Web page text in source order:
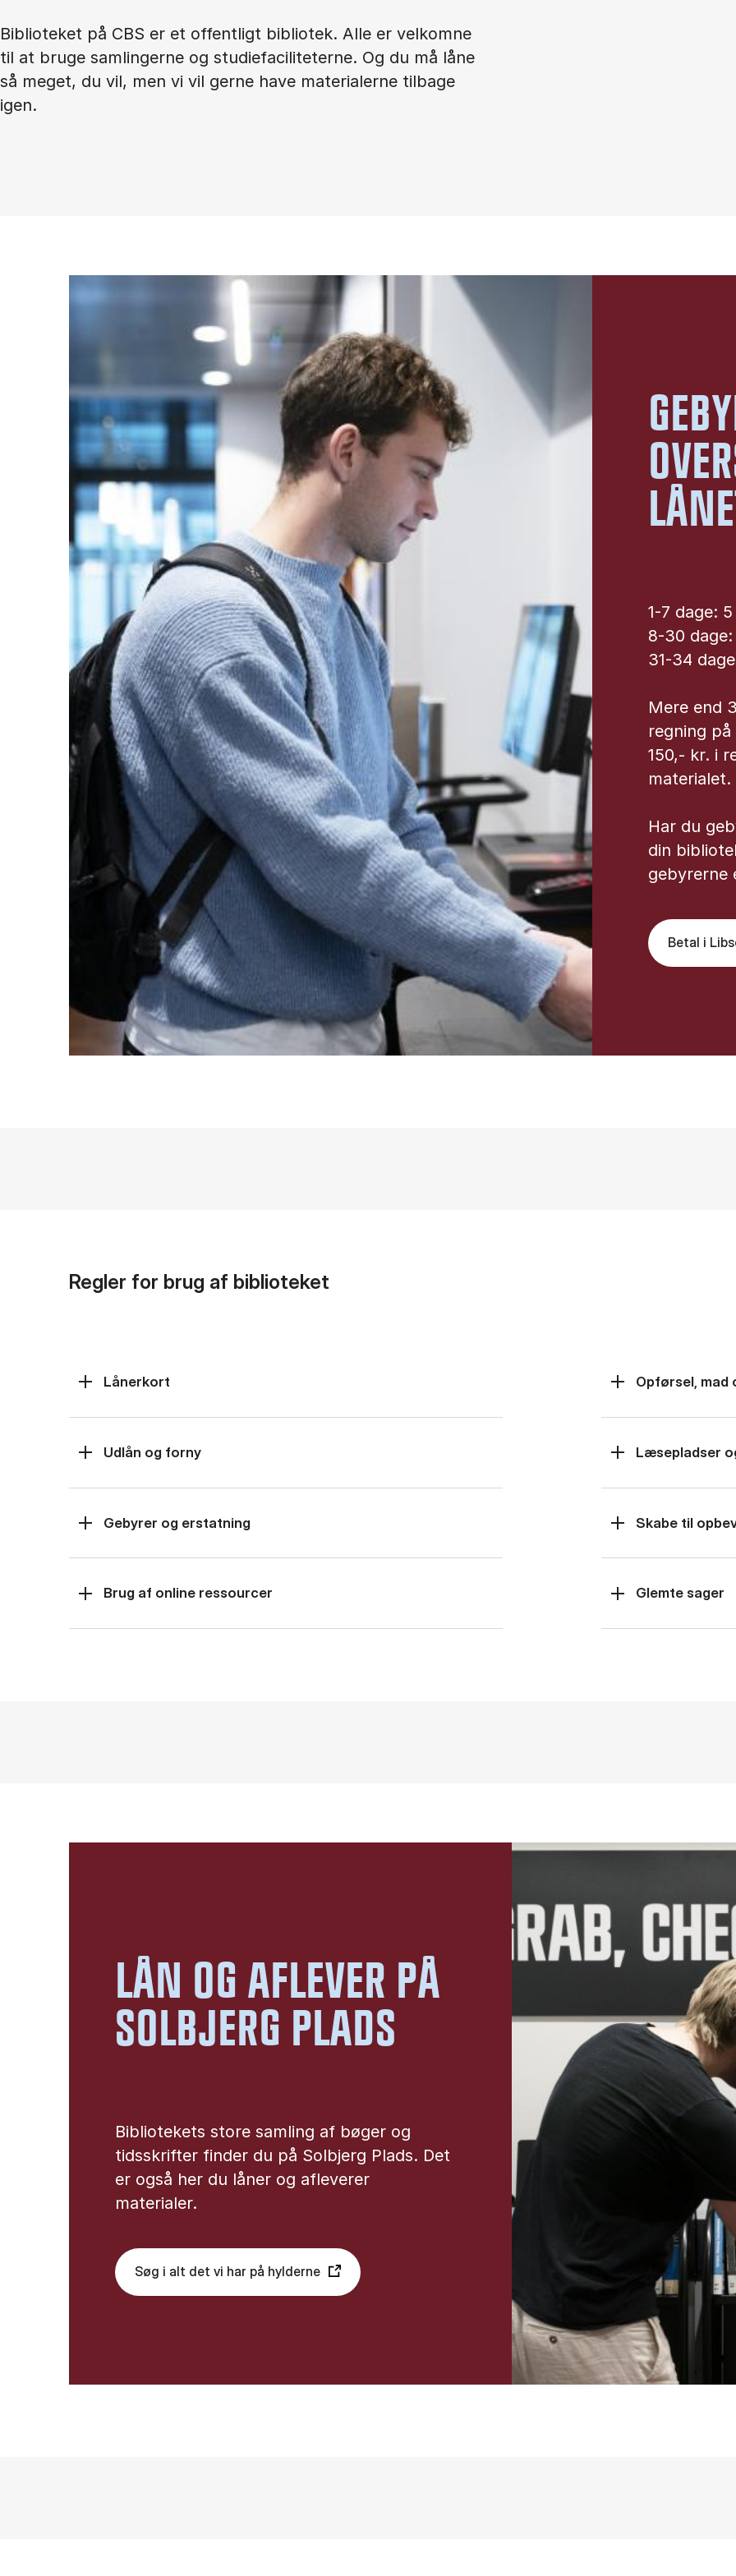
Biblioteket på CBS er et offentligt bibliotek. Alle er velkomne
til at bruge samlingerne og studiefaciliteterne. Og du må låne
så meget, du vil, men vi vil gerne have materialerne tilbage
igen.
1-7 dage:
8-30
31-34
Mere end
regning
150,- kr. i
materialet.
Har du
din
gebyrerne
Betal i
Regler for brug af biblioteket
Lånerkort
Udlån og forny
Gebyrer og erstatning
Brug af online ressourcer
Opførsel, mad
Læsepladser
Skabe til
Glemte sager
LÅN OG AFLEVER PÅ
SOLBJERG PLADS
Bibliotekets store samling af bøger og
tidsskrifter finder du på Solbjerg Plads. Det
er også her du låner og afleverer
materialer.
Søg i alt det vi har på hylderne